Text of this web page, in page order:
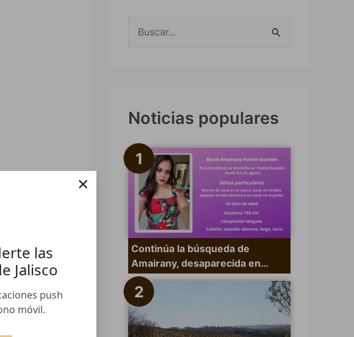
las
Jalisco
push
móvil.
×
al ciclo
oferta
seguir los
a
p
o
Noticias populares
Continúa la búsqueda de
Amairany, desaparecida en…